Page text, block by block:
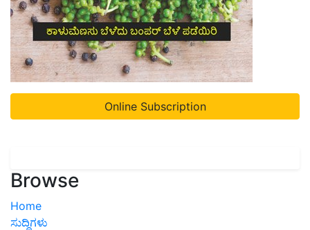
Online Subscription
Browse
Home
ಸುದ್ದಿಗಳು